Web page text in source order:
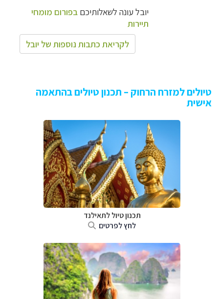
יובל עונה לשאלותיכם בפורום מומחי
תיירות
לקריאת כתבות נוספות של יובל
טיולים למזרח הרחוק – תכנון טיולים בהתאמה
אישית
תכנון טיול לתאילנד
לחץ לפרטים